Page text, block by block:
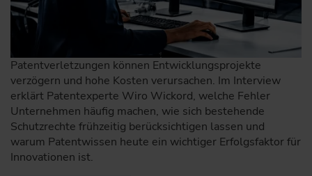
Patentverletzungen können Entwicklungsprojekte
verzögern und hohe Kosten verursachen. Im Interview
erklärt Patentexperte Wiro Wickord, welche Fehler
Unternehmen häufig machen, wie sich bestehende
Schutzrechte frühzeitig berücksichtigen lassen und
warum Patentwissen heute ein wichtiger Erfolgsfaktor für
Innovationen ist.